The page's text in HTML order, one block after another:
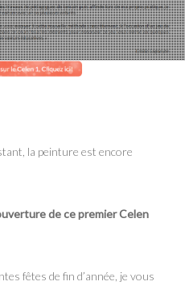
la peinture est encore
de ce premier Celen
fêtes de fin d’année, je vous